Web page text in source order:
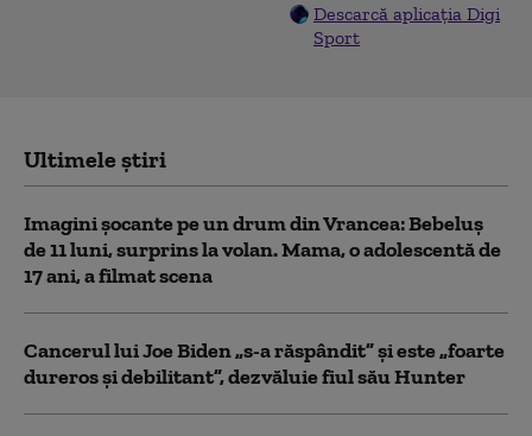
Descarcă aplicația Digi
Sport
Ultimele știri
Imagini șocante pe un drum din Vrancea: Bebeluș
de 11 luni, surprins la volan. Mama, o adolescentă de
17 ani, a filmat scena
Cancerul lui Joe Biden „s-a răspândit” şi este „foarte
dureros și debilitant”, dezvăluie fiul său Hunter